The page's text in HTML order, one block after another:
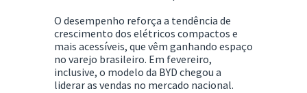
O desempenho reforça a tendência de
crescimento dos elétricos compactos e
mais acessíveis, que vêm ganhando espaço
no varejo brasileiro. Em fevereiro,
inclusive, o modelo da BYD chegou a
liderar as vendas no mercado nacional.